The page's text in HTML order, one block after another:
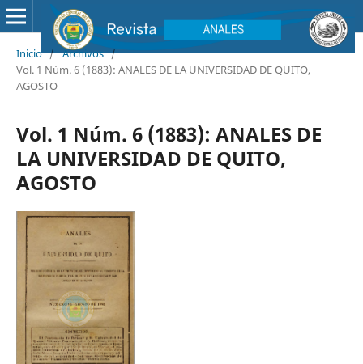
Inicio / Archivos /
Vol. 1 Núm. 6 (1883): ANALES DE LA UNIVERSIDAD DE QUITO,
AGOSTO
Vol. 1 Núm. 6 (1883): ANALES DE
LA UNIVERSIDAD DE QUITO,
AGOSTO